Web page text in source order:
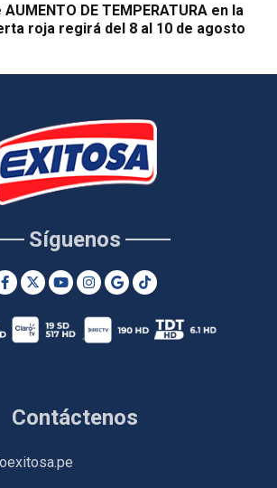
DE TEMPERATURA en la
roja regirá del 8 al 10 de agosto
Contáctenos
Síguenos